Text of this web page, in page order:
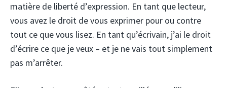
matière de liberté d’expression. En tant que lecteur,
vous avez le droit de vous exprimer pour ou contre
tout ce que vous lisez. En tant qu’écrivain, j’ai le droit
d’écrire ce que je veux – et je ne vais tout simplement
pas m’arrêter.